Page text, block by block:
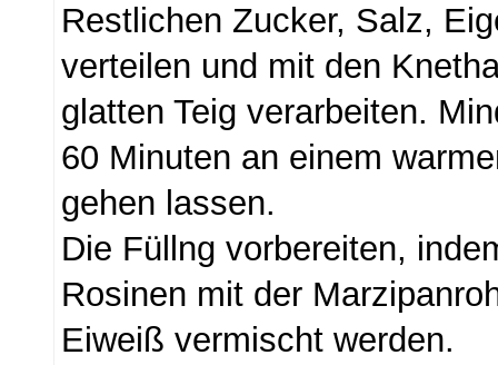
Restlichen Zucker, Salz,
verteilen und mit den
glatten Teig verarbeiten.
60 Minuten an einem
gehen lassen.
Die Füllng vorbereiten,
Rosinen mit der
Eiweiß vermischt werden.